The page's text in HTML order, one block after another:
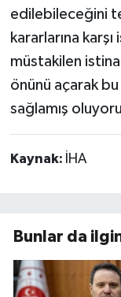
edilebileceğini
kararlarına
müstakilen
önünü açarak
sağlamış
Kaynak: İHA
Bunlar da